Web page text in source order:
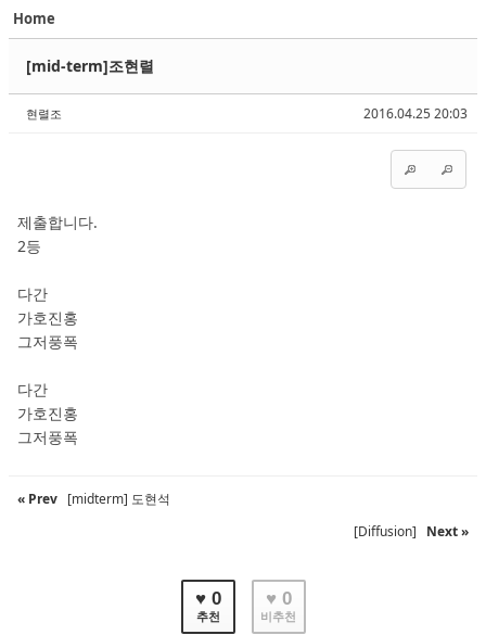
Home
2016.04.25 20:03
[mid-term]조현렬
현렬조
제출합니다.
2등
다간
가호진홍
그저풍폭
다간
가호진홍
그저풍폭
« Prev [midterm] 도현석
[Diffusion]
Next »
♥ 0
추천
♥ 0
비추천
Sketchbook5, 스케치북5
Sketchbook5, 스케치북5
Sketchbook5, 스케치북5
Sketchbook5, 스케치북5